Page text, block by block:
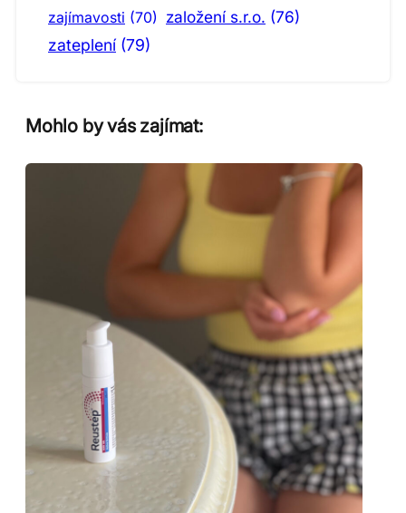
zajímavosti (70) založení s.r.o. (76)
zateplení (79)
Mohlo by vás zajímat: